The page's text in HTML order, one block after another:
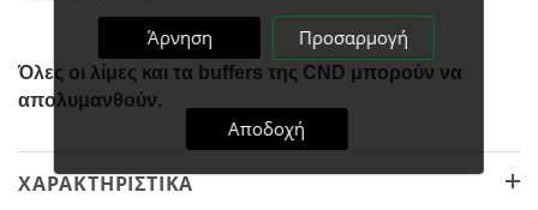
Όλες οι λίμες και τα buffers της CND μπορούν να
απολυμανθούν.
ΧΑΡΑΚΤΗΡΙΣΤΙΚΆ
Άρνηση Προσαρμογή
Αποδοχή